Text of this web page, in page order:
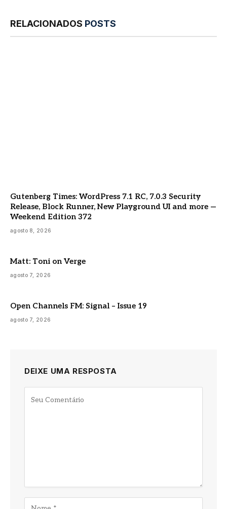
RELACIONADOS POSTS
Gutenberg Times: WordPress 7.1 RC, 7.0.3 Security
Release, Block Runner, New Playground UI and more —
Weekend Edition 372
agosto 8, 2026
Matt: Toni on Verge
agosto 7, 2026
Open Channels FM: Signal – Issue 19
agosto 7, 2026
DEIXE UMA RESPOSTA